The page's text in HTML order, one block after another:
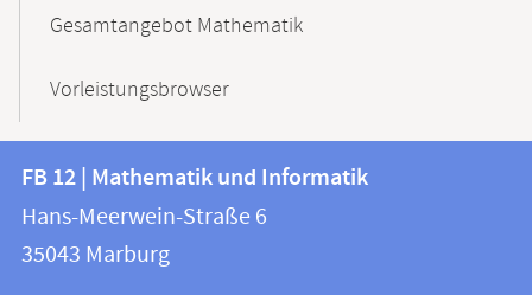
Gesamtangebot Mathematik
Vorleistungsbrowser
Kontakt
und
Informationen
FB
12
|
FB 12 | Mathematik und Informatik
Hans-Meerwein-Straße 6
35043 Marburg